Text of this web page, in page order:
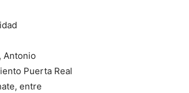
Antonio
Puerta Real
entre